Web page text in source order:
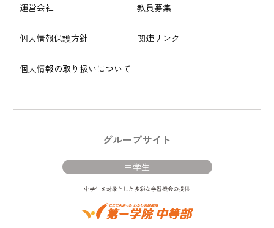
運営会社
個人情報保護方針
個人情報の取り扱いについて
教員募集
関連リンク
グループサイト
中学生